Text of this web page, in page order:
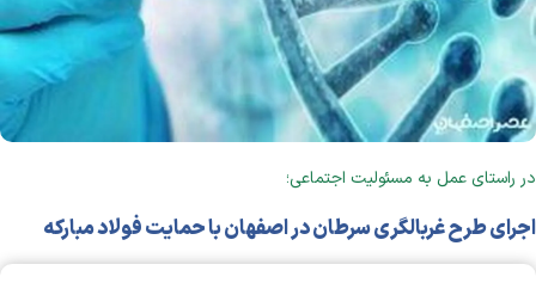
در راستای عمل به مسئولیت اجتماعی؛
اجرای طرح غربالگری سرطان در اصفهان با حمایت فولاد مبارکه